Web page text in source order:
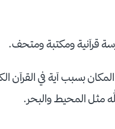
قرآنية ومكتبة ومتحف.
بسبب آية في القرآن
مثل المحيط والبحر.